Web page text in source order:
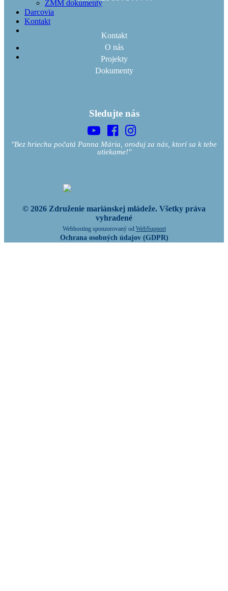
ZMM dokumenty
Darcovia
Kontakt
Kontakt
O nás
Projekty
Dokumenty
Sledujte nás
"Bez hriechu počatá Panna Mária, oroduj za nás, ktorí sa k tebe
utiekame!"
© 2026 Združenie mariánskej mládeže. Všetky práva
vyhradené
Webhosting sponzorovaný od WebSupport
Ochrana osobných údajov (GDPR)